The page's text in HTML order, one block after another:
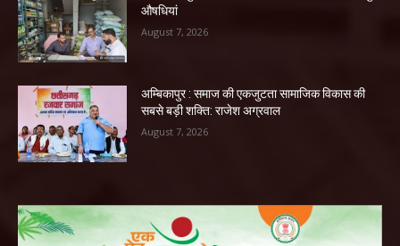
औषधियां
August 7, 2026
अम्बिकापुर : समाज की एकजुटता सामाजिक विकास की
सबसे बड़ी शक्ति: राजेश अग्रवाल
August 7, 2026